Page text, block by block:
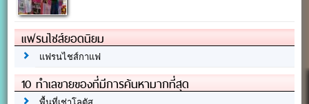
แฟรนไชส์ยอดนิยม
แฟรนไชส์กาแฟ
10 ทำเลขายของที่มีการค้นหามากที่สุด